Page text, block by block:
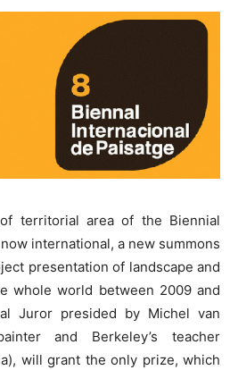
territorial area of the Biennial
international, a new summons
presentation of landscape and
whole world between 2009 and
Juror presided by Michel van
and Berkeley’s teacher
will grant the only prize, which